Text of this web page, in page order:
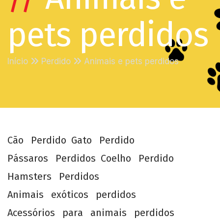
pets perdidos
Início Perdido Animais e pets perdidos
Cão Perdido Gato Perdido
Pássaros Perdidos Coelho Perdido
Hamsters Perdidos
Animais exóticos perdidos
Acessórios para animais perdidos